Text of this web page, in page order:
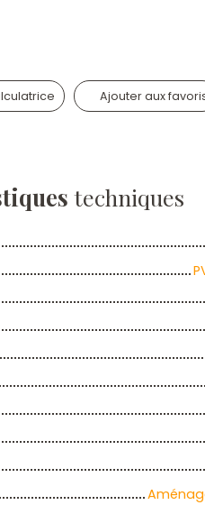
Ajouter aux
techniques